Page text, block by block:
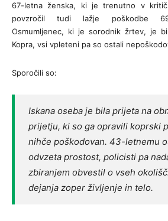
67-letna ženska, ki je trenutno v
povzročil tudi lažje poškodbe 69-
Osmumljenec, ki je sorodnik žrtev, je
Kopra, vsi vpleteni pa so ostali
Sporočili so:
Iskana oseba je bila prijeta na
prijetju, ki so ga opravili koprski
nihče poškodovan. 43-letnemu
odvzeta prostost, policisti pa
zbiranjem obvestil o vseh
dejanja zoper življenje in telo.